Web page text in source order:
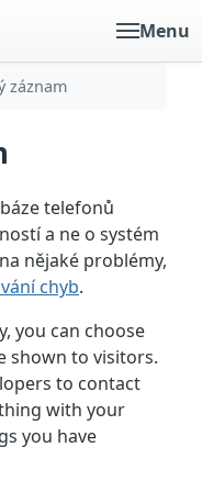
Menu
záznam
telefonů
a ne o systém
nějaké problémy,
chyb.
you can choose
shown to visitors.
to contact
with your
you have